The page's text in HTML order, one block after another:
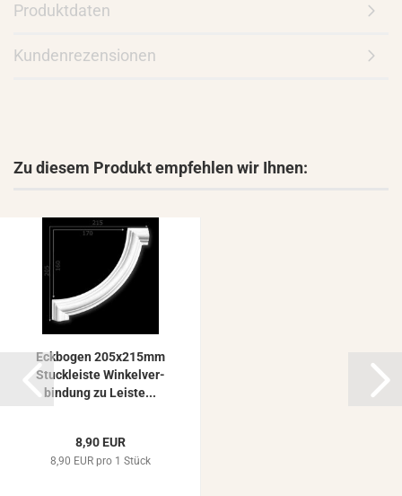
Produktdaten
Kundenrezensionen
Zu diesem Produkt empfehlen wir Ihnen:
Eck­bo­gen 205x215mm
Stuck­leis­te Win­kel­ver­
bin­dung zu Leis­te...
8,90 EUR
8,90 EUR pro 1 Stück